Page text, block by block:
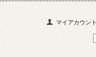
マイアカウント